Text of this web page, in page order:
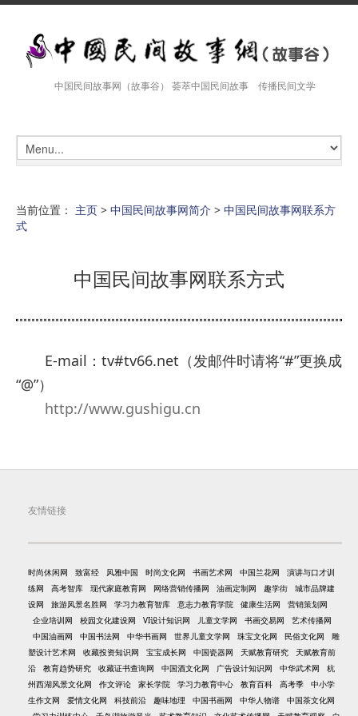
中国民间故事网（故事谷） 荟萃中国民间故事 传播民间文学
当前位置： 主页 > 中国民间故事网简介 > 中国民间故事网联系方
式
中国民间故事网联系方式
E-mail：tv#tv66.net（发邮件时请将“#”更换成
“@”）
http://www.gushigu.cn
友情链接
时尚休闲网 致富经 风雅中国 时尚文化网 书画艺术网 中国兰花网
演讲与口才训
练网
高考智库 现代家庭教育网 网络营销传播网 油画定制网 趣学街
城市品牌建
设网
旅游风景名胜网 学习力教育智库 意志力教育学院 健康生活网
营销策划网
企业培训网
校园文化建设网 VI设计知识网 儿童文学网 书画交易网
艺术传播网
中国油画网
中国书法网 中华书画网 世界儿童文学网 珠宝文化网 民俗文化网
雕
塑设计艺术网
收藏投资知识网 宝宝成长网 中国瓷器网 天赋教育研究
天赋教育前
沿
教育趋势研究 收藏证书查询网 中国酒文化网 广告设计知识网 中华武术网
杭
州西湖风景文化网
作文评论 家长学院 学习力教育中心 教育百科 高考季
中小学
生作文网
爱情文化网 科技前沿 趣味地理 中国书画网 中华人物谱
中国茶文化网